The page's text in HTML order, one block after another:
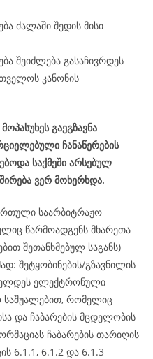
ძალაში შედის მისი
შეიძლება გასაჩივრდეს
კანონის
გაეგზავნა
ჩანაწერების
საქმეში არსებულ
ვერ მოხერხდა.
საარბიტრაჟო
წარმოადგენს მხარეთა
შეთანხმებულ საგანს)
შეტყობინების/გზავნილის
ელექტრონული
საშუალებით, რომელიც
და ჩაბარების მცდელობის
ჩაბარების თარიღის
6.1.1, 6.1.2 და 6.1.3